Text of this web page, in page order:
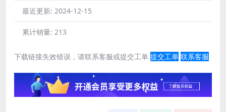
最近更新: 2024-12-15
累计销量: 213
下载链接失效错误，请联系客服或提交工单 提交工单 联系客服